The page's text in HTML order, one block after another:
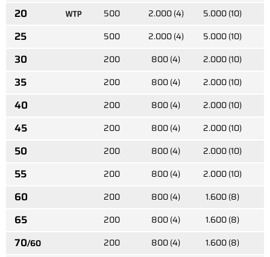
20 500 2.000 (4) 5.000 (10)
25 500 2.000 (4) 5.000 (10)
30 200 800 (4) 2.000 (10)
35 200 800 (4) 2.000 (10)
40 200 800 (4) 2.000 (10)
45 200 800 (4) 2.000 (10)
50 200 800 (4) 2.000 (10)
55 200 800 (4) 2.000 (10)
60 200 800 (4) 1.600 (8)
65 200 800 (4) 1.600 (8)
70/60 200 800 (4) 1.600 (8)